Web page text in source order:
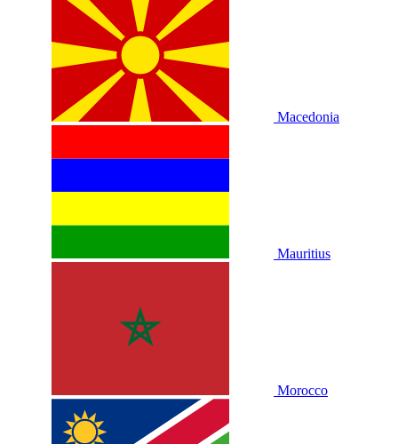
Macedonia
Mauritius
Morocco